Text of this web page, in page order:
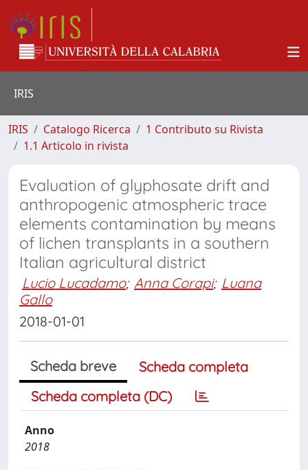
IRIS
IRIS Catalogo Ricerca
1 Contributo su Rivista
1.1 Articolo in rivista
Evaluation of glyphosate drift and
anthropogenic atmospheric trace
elements contamination by means
of lichen transplants in a southern
Italian agricultural district
Lucio Lucadamo; Anna Corapi; Luana
Gallo
2018-01-01
Scheda breve
Scheda completa
Scheda completa (DC)
Anno
2018